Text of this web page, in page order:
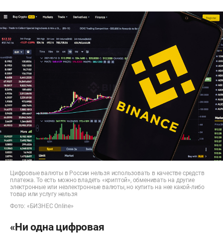
Цифровые валюты в России нельзя использовать в качестве средств
платежа. То есть можно владеть «криптой», обменивать на другие
электронные или неэлектронные валюты, но купить на нее какой-либо
товар или услугу нельзя
Фото: «БИЗНЕС Online»
«Ни одна цифровая